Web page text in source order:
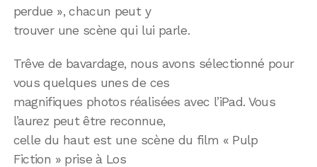
perdue », chacun peut y
trouver une scène qui lui parle.
Trêve de bavardage, nous avons sélectionné pour
vous quelques unes de ces
magnifiques photos réalisées avec l’iPad. Vous
l’aurez peut être reconnue,
celle du haut est une scène du film « Pulp
Fiction » prise à Los